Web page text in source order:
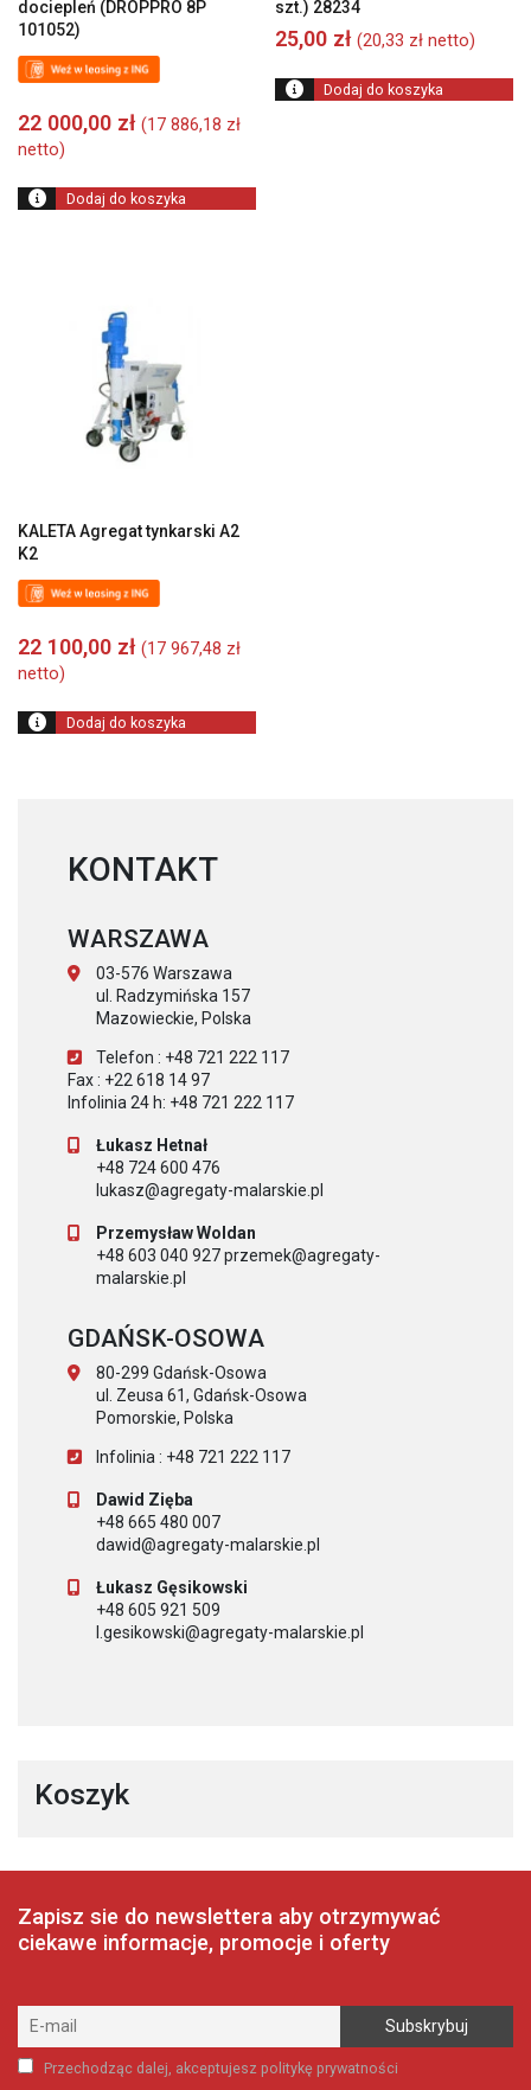
dociepleń (DROPPRO 8P
101052)
22 000,00 zł (17 886,18 zł
netto)
Dodaj do koszyka
szt.) 28234
25,00 zł (20,33 zł netto)
Dodaj do koszyka
KALETA Agregat tynkarski A2
K2
22 100,00 zł (17 967,48 zł
netto)
Dodaj do koszyka
KONTAKT
WARSZAWA
03-576 Warszawa
ul. Radzymińska 157
Mazowieckie, Polska
Telefon : +48 721 222 117
Fax : +22 618 14 97
Infolinia 24 h: +48 721 222 117
Łukasz Hetnał
+48 724 600 476
lukasz@agregaty-malarskie.pl
Przemysław Woldan
+48 603 040 927 przemek@agregaty-
malarskie.pl
GDAŃSK-OSOWA
80-299 Gdańsk-Osowa
ul. Zeusa 61, Gdańsk-Osowa
Pomorskie, Polska
Infolinia : +48 721 222 117
Dawid Zięba
+48 665 480 007
dawid@agregaty-malarskie.pl
Łukasz Gęsikowski
+48 605 921 509
l.gesikowski@agregaty-malarskie.pl
Koszyk
Zapisz sie do newslettera aby otrzymywać
ciekawe informacje, promocje i oferty
Przechodząc dalej, akceptujesz politykę prywatności